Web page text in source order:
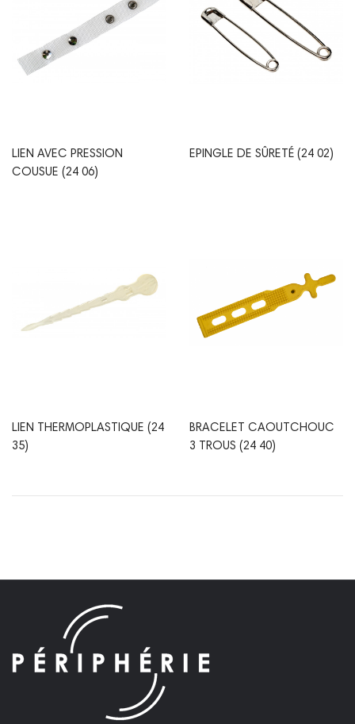
LIEN AVEC PRESSION
COUSUE (24 06)
EPINGLE DE SÛRETÉ (24 02)
LIEN THERMOPLASTIQUE (24
35)
BRACELET CAOUTCHOUC
3 TROUS (24 40)